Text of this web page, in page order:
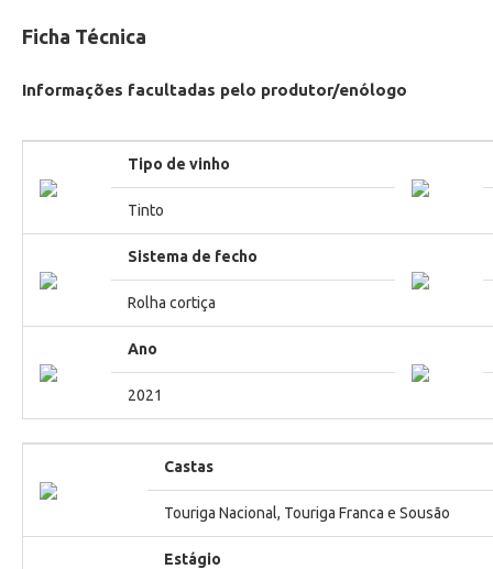
Ficha Técnica
Informações facultadas pelo produtor/enólogo
Tipo de vinho
Tinto
Sistema de fecho
Rolha cortiça
Ano
2021
Castas
Touriga Nacional, Touriga Franca e Sousão
Estágio